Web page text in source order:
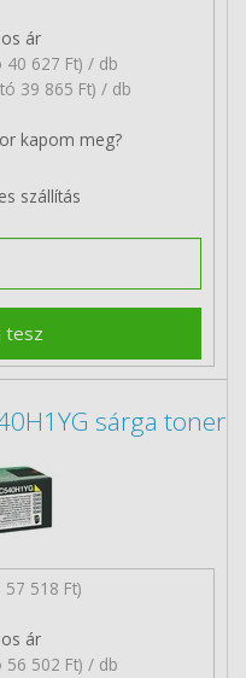
ár
40 627 Ft) / db
39 865 Ft) / db
kapom meg?
szállítás
tesz
sárga toner
518 Ft)
ár
56 502 Ft) / db